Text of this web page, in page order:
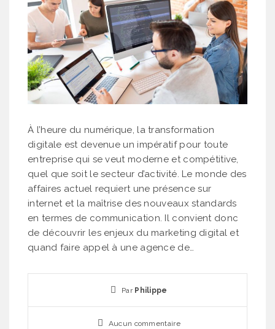
À l’heure du numérique, la transformation
digitale est devenue un impératif pour toute
entreprise qui se veut moderne et compétitive,
quel que soit le secteur d’activité. Le monde des
affaires actuel requiert une présence sur
internet et la maîtrise des nouveaux standards
en termes de communication. Il convient donc
de découvrir les enjeux du marketing digital et
quand faire appel à une agence de…
Par Philippe
Aucun commentaire